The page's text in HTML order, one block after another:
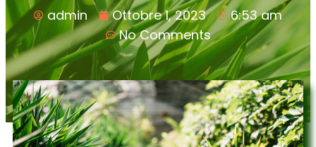
admin Ottobre 1, 2023
6:53 am
No Comments